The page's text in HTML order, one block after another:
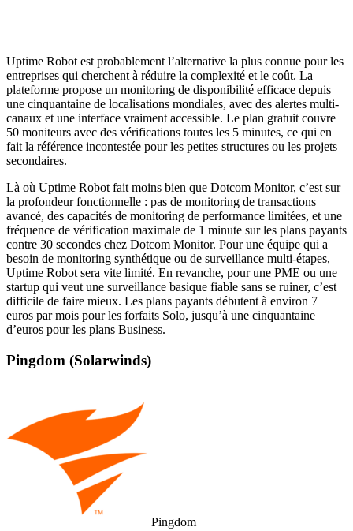
Uptime Robot est probablement l’alternative la plus connue pour les
entreprises qui cherchent à réduire la complexité et le coût. La
plateforme propose un monitoring de disponibilité efficace depuis
une cinquantaine de localisations mondiales, avec des alertes multi-
canaux et une interface vraiment accessible. Le plan gratuit couvre
50 moniteurs avec des vérifications toutes les 5 minutes, ce qui en
fait la référence incontestée pour les petites structures ou les projets
secondaires.
Là où Uptime Robot fait moins bien que Dotcom Monitor, c’est sur
la profondeur fonctionnelle : pas de monitoring de transactions
avancé, des capacités de monitoring de performance limitées, et une
fréquence de vérification maximale de 1 minute sur les plans payants
contre 30 secondes chez Dotcom Monitor. Pour une équipe qui a
besoin de monitoring synthétique ou de surveillance multi-étapes,
Uptime Robot sera vite limité. En revanche, pour une PME ou une
startup qui veut une surveillance basique fiable sans se ruiner, c’est
difficile de faire mieux. Les plans payants débutent à environ 7
euros par mois pour les forfaits Solo, jusqu’à une cinquantaine
d’euros pour les plans Business.
Pingdom (Solarwinds)
Pingdom